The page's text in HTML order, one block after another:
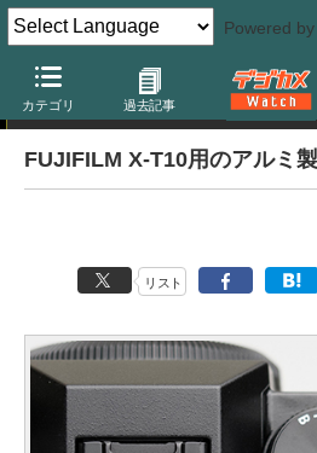
Powered by
カテゴリ 過去記事
ニュース
FUJIFILM X-T10用のアルミ
リスト